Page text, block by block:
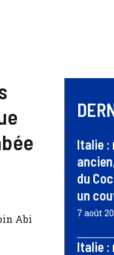
Abi
Italie :
du
un
7 août
Italie :